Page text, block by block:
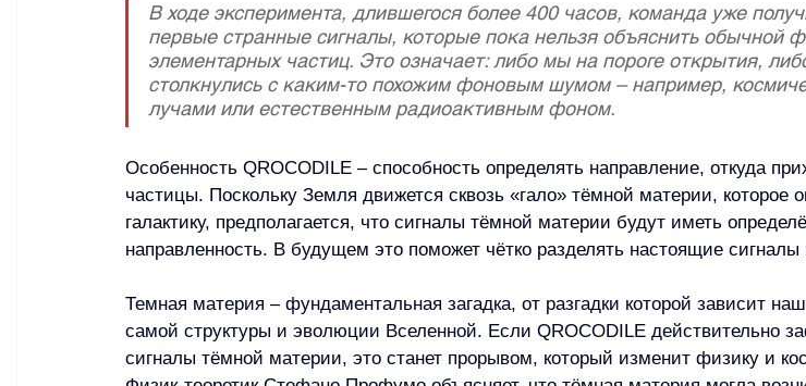
В ходе эксперимента, длившегося более 400 часов, команда уже
первые странные сигналы, которые пока нельзя объяснить обычной
элементарных частиц. Это означает: либо мы на пороге открытия,
столкнулись с каким-то похожим фоновым шумом – например,
лучами или естественным радиоактивным фоном.
Особенность QROCODILE – способность определять направление, откуда
частицы. Поскольку Земля движется сквозь «гало» тёмной материи, которое
галактику, предполагается, что сигналы тёмной материи будут иметь
направленность. В будущем это поможет чётко разделять настоящие
Темная материя – фундаментальная загадка, от разгадки которой зависит
самой структуры и эволюции Вселенной. Если QROCODILE действительно
сигналы тёмной материи, это станет прорывом, который изменит физику и